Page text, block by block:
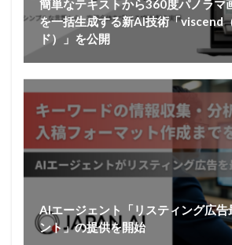
簡単なテキストから360度パノラマ
を一括生成する新AI技術「viscend
ド）」を公開
AIエージェント「リスティング広
ント」の提供を開始